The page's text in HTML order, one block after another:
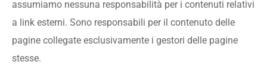
assumiamo nessuna responsabilità per i contenuti relativi
a link esterni. Sono responsabili per il contenuto delle
pagine collegate esclusivamente i gestori delle pagine
stesse.